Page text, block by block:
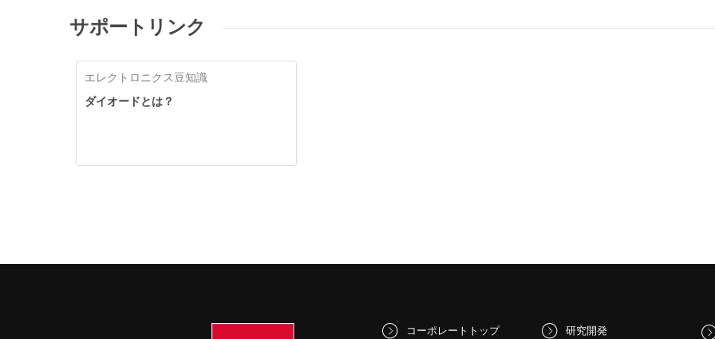
サポートリンク
エレクトロニクス豆知識
ダイオードとは？
コーポレートトップ 研究開発